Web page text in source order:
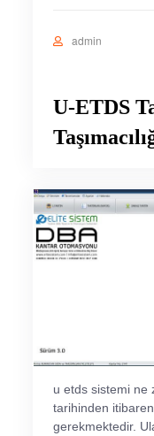
admin
U-ETDS
u etds sistemi ne
tarihinden
gerekmektedir.